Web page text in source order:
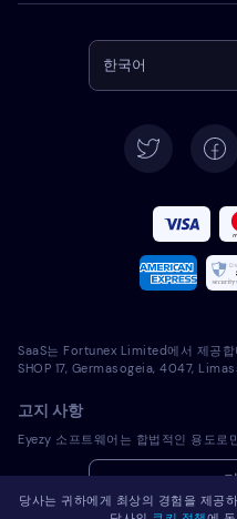
한국어
Deutsch
Español
Français
Português
Polski
Română
SaaS는 Fortunex Limited에서 제공
SHOP 17, Germasogeia, 4047,
고지 사항
당사는 귀하에게 최상의 경험을 제공